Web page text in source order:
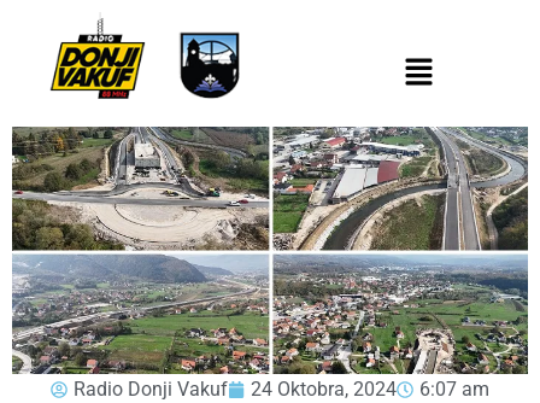
Radio Donji Vakuf 24 Oktobra, 2024 6:07 am